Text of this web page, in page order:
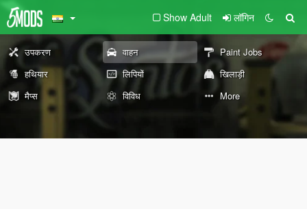
Show Adult लॉगिन
उपकरण वाहन
Paint Jobs
हथियार
लिपियों
खिलाड़ी
मैप्स
विविध More